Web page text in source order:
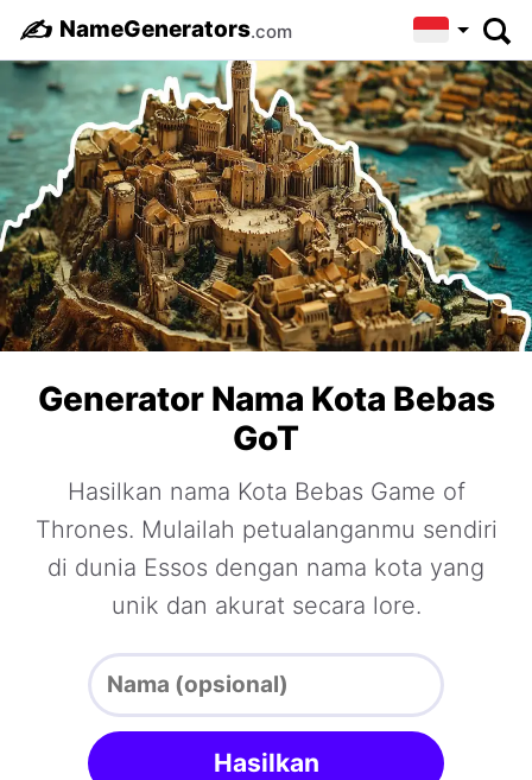
✍️ NameGenerators.com
Generator Nama Kota Bebas
GoT
Hasilkan nama Kota Bebas Game of
Thrones. Mulailah petualanganmu sendiri
di dunia Essos dengan nama kota yang
unik dan akurat secara lore.
Hasilkan